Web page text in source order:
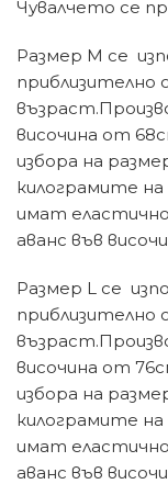
Чувалчето се
Размер М се
приблизително
височина от
избора на
килограмите
имат
аванс във
Размер L се
приблизително
височина от
избора на
килограмите
имат
аванс във